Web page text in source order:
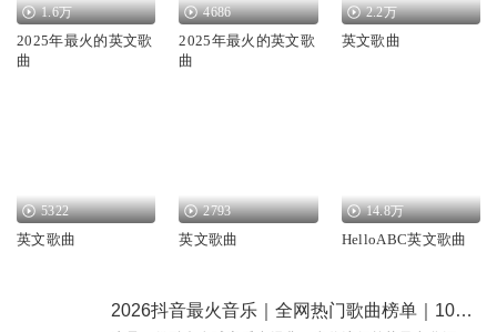
1.6万
2025年最火的英文歌
曲
4686
2025年最火的英文歌
曲
2.2万
英文歌曲
5322
英文歌曲
2793
英文歌曲
14.8万
HelloABC英文歌曲
2026抖音最火音乐｜全网热门歌曲榜单｜1000首